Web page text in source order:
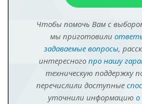
Чтобы помочь Вам с
мы приготовили
задаваемые вопросы,
интересного про нашу
техническую поддержку
перечислили доступные
уточнили информацию о